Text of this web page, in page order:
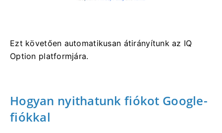
Ezt követően automatikusan átirányítunk az IQ
Option platformjára.
Hogyan nyithatunk fiókot Google-
fiókkal